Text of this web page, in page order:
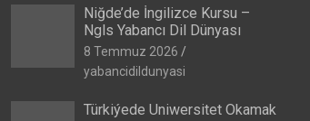
Niğde’de İngilizce Kursu –
Ngls Yabancı Dil Dünyası
8 Temmuz 2026
yabancidildunyasi
Türkiýede Uniwersitet Okamak